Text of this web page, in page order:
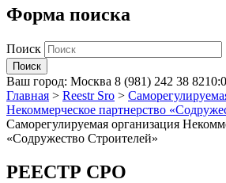
Форма поиска
Поиск
Ваш город: Москва 8 (981) 242 38 82
Главная > Reestr Sro >
Некоммерческое партнерство
Саморегулируемая организация
«Содружество Строителей»
РЕЕСТР СРО